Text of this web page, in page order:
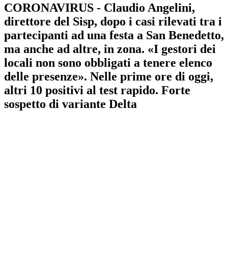
CORONAVIRUS - Claudio Angelini,
direttore del Sisp, dopo i casi rilevati tra i
partecipanti ad una festa a San Benedetto,
ma anche ad altre, in zona. «I gestori dei
locali non sono obbligati a tenere elenco
delle presenze». Nelle prime ore di oggi,
altri 10 positivi al test rapido. Forte
sospetto di variante Delta